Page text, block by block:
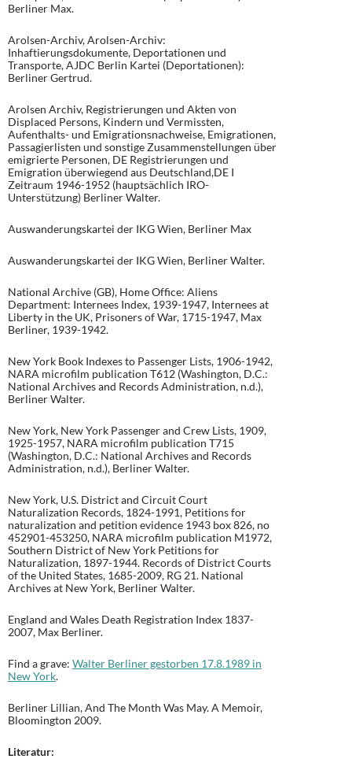
Berliner Max.
Arolsen-Archiv, Arolsen-Archiv:
Inhaftierungsdokumente, Deportationen und
Transporte, AJDC Berlin Kartei (Deportationen):
Berliner Gertrud.
Arolsen Archiv, Registrierungen und Akten von
Displaced Persons, Kindern und Vermissten,
Aufenthalts- und Emigrationsnachweise, Emigrationen,
Passagierlisten und sonstige Zusammenstellungen über
emigrierte Personen, DE Registrierungen und
Emigration überwiegend aus Deutschland,DE I
Zeitraum 1946-1952 (hauptsächlich IRO-
Unterstützung) Berliner Walter.
Auswanderungskartei der IKG Wien, Berliner Max
Auswanderungskartei der IKG Wien, Berliner Walter.
National Archive (GB), Home Office: Aliens
Department: Internees Index, 1939-1947, Internees at
Liberty in the UK, Prisoners of War, 1715-1947, Max
Berliner, 1939-1942.
New York Book Indexes to Passenger Lists, 1906-1942,
NARA microfilm publication T612 (Washington, D.C.:
National Archives and Records Administration, n.d.),
Berliner Walter.
New York, New York Passenger and Crew Lists, 1909,
1925-1957, NARA microfilm publication T715
(Washington, D.C.: National Archives and Records
Administration, n.d.), Berliner Walter.
New York, U.S. District and Circuit Court
Naturalization Records, 1824-1991, Petitions for
naturalization and petition evidence 1943 box 826, no
452901-453250, NARA microfilm publication M1972,
Southern District of New York Petitions for
Naturalization, 1897-1944. Records of District Courts
of the United States, 1685-2009, RG 21. National
Archives at New York, Berliner Walter.
England and Wales Death Registration Index 1837-
2007, Max Berliner.
Find a grave: Walter Berliner gestorben 17.8.1989 in
New York.
Berliner Lillian, And The Month Was May. A Memoir,
Bloomington 2009.
Literatur: